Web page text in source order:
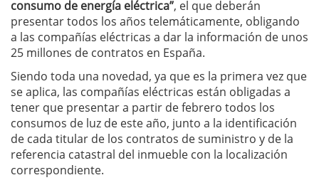
consumo de energía eléctrica”, el que deberán
presentar todos los años telemáticamente, obligando
a las compañías eléctricas a dar la información de unos
25 millones de contratos en España.
Siendo toda una novedad, ya que es la primera vez que
se aplica, las compañías eléctricas están obligadas a
tener que presentar a partir de febrero todos los
consumos de luz de este año, junto a la identificación
de cada titular de los contratos de suministro y de la
referencia catastral del inmueble con la localización
correspondiente.